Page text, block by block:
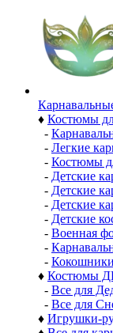
♦ Костюмы
-
- Легкие
- Костюмы
- Детские
- Детские
- Детские
- Детские
- Военная
-
- Кокошники
♦ Костюмы
- Все для
- Все для
♦ Игрушки-